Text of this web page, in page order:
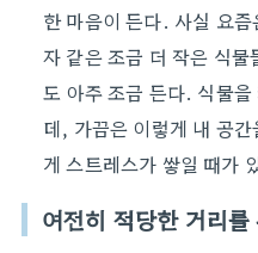
한 마음이 든다. 사실 요
자 같은 조금 더 작은 식
도 아주 조금 든다. 식물
데, 가끔은 이렇게 내 공
게 스트레스가 쌓일 때가
여전히 적당한 거리를